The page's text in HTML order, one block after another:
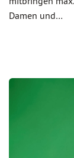
Damen und…